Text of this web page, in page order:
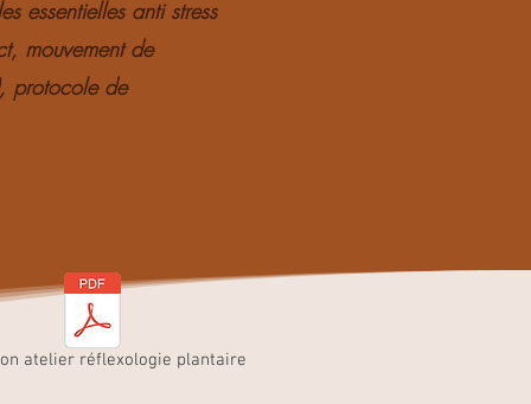
essentielles anti stress
mouvement de
protocole de
atelier réflexologie plantaire